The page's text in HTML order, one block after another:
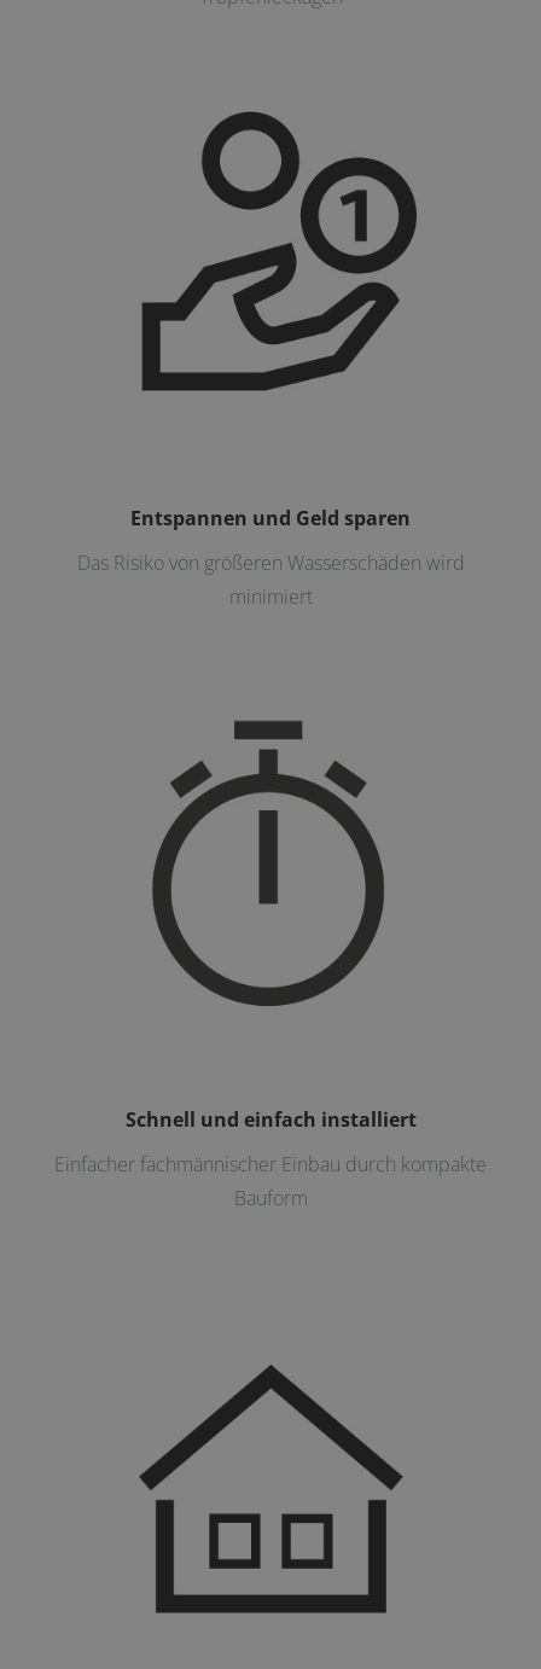
Entspannen und Geld sparen
Das Risiko von größeren Wasserschäden wird
minimiert
Schnell und einfach installiert
Einfacher fachmännischer Einbau durch kompakte
Bauform